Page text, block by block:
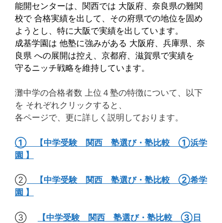
能開センターは、関西では 大阪府、奈良県の難関
校で 合格実績を出して、その府県での地位を固め
ようとし、特に大阪で実績を出しています。
成基学園は 他塾に強みがある 大阪府、兵庫県、奈
良県 への展開は控え、京都府、滋賀県で実績を
守るニッチ戦略を維持しています。
灘中学の合格者数 上位４塾の特徴について、以下
を それぞれクリックすると、
各ページで、更に詳しく説明しております。
① 【中学受験 関西 塾選び・塾比較 ①浜学
園 】
② 【中学受験 関西 塾選び・塾比較 ②希学
園 】
③
【中学受験 関西 塾選び・塾比較 ③日